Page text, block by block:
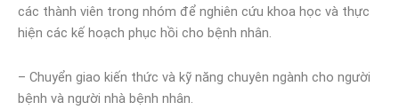
các thành viên trong nhóm để nghiên cứu khoa học và thực
hiện các kế hoạch phục hồi cho bệnh nhân.
– Chuyển giao kiến thức và kỹ năng chuyên ngành cho người
bệnh và người nhà bệnh nhân.